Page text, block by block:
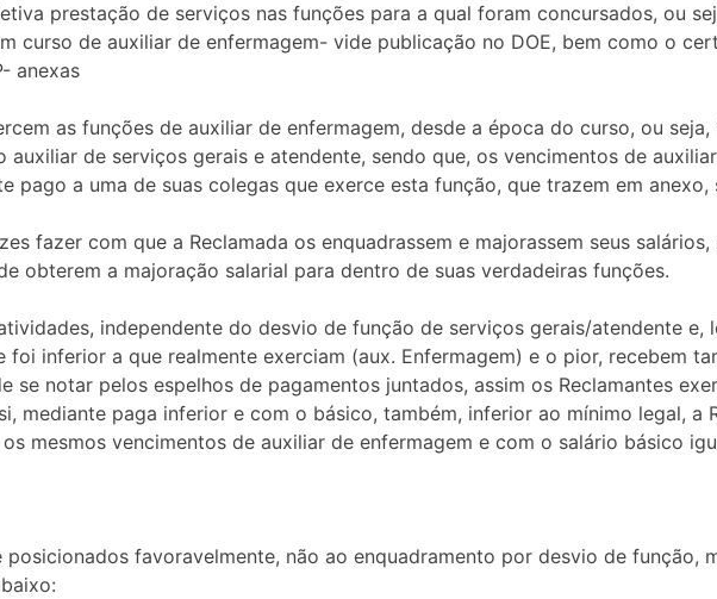
prestação de serviços nas funções para a qual foram concursados, ou
curso de auxiliar de enfermagem- vide publicação no DOE, bem como o
anexas
as funções de auxiliar de enfermagem, desde a época do curso, ou
auxiliar de serviços gerais e atendente, sendo que, os vencimentos de
pago a uma de suas colegas que exerce esta função, que trazem em
fazer com que a Reclamada os enquadrassem e majorassem seus
obterem a majoração salarial para dentro de suas verdadeiras funções.
independente do desvio de função de serviços gerais/atendente e,
foi inferior a que realmente exerciam (aux. Enfermagem) e o pior, recebem
se notar pelos espelhos de pagamentos juntados, assim os Reclamantes
mediante paga inferior e com o básico, também, inferior ao mínimo legal, a
mesmos vencimentos de auxiliar de enfermagem e com o salário básico
posicionados favoravelmente, não ao enquadramento por desvio de função,